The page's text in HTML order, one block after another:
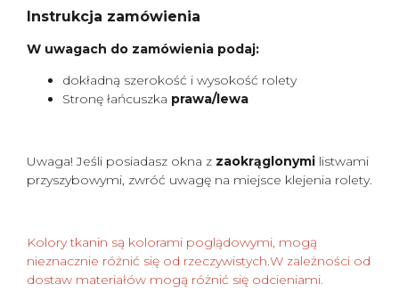
Instrukcja zamówienia
W uwagach do zamówienia podaj:
dokładną szerokość i wysokość rolety
Stronę łańcuszka prawa/lewa
Uwaga! Jeśli posiadasz okna z zaokrąglonymi listwami
przyszybowymi, zwróć uwagę na miejsce klejenia rolety.
Kolory tkanin są kolorami poglądowymi, mogą
nieznacznie różnić się od rzeczywistych.W zależności od
dostaw materiałów mogą różnić się odcieniami.